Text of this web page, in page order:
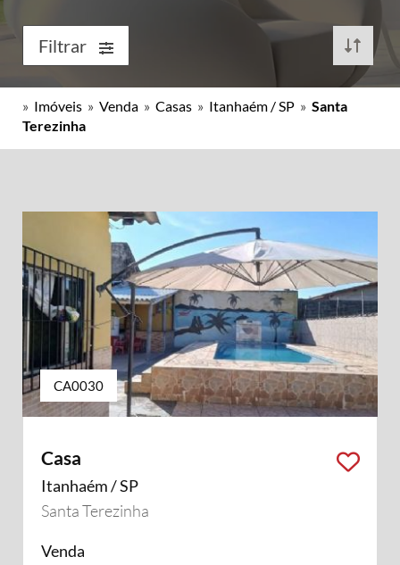
Filtrar
» Imóveis » Venda » Casas » Itanhaém / SP » Santa
Terezinha
CA0030
Casa
Itanhaém / SP
Santa Terezinha
Venda